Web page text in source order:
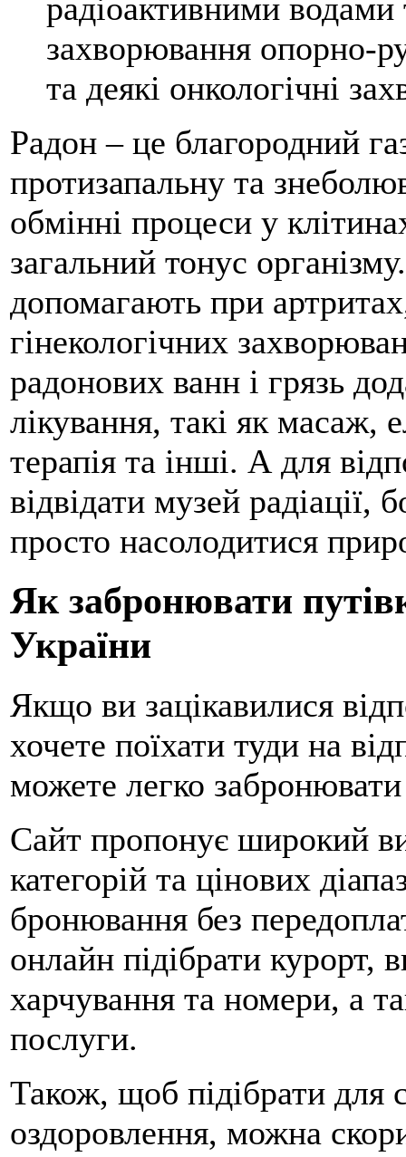
радіоактивними водами
захворювання опорно-
та деякі онкологічні
Радон – це благородний
протизапальну та
обмінні процеси у
загальний тонус
допомагають при
гінекологічних
радонових ванн і грязь
лікування, такі як масаж,
терапія та інші. А для
відвідати музей радіації,
просто насолодитися
Як забронювати
України
Якщо ви зацікавилися
хочете поїхати туди на
можете легко забронювати
Сайт пропонує широкий
категорій та цінових
бронювання без
онлайн підібрати курорт,
харчування та номери, а
послуги.
Також, щоб підібрати для
оздоровлення, можна